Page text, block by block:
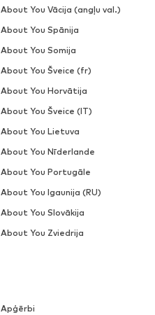
Apģērbi
About You Vācija (angļu val.)
About You Spānija
About You Somija
About You Šveice (fr)
About You Horvātija
About You Šveice (IT)
About You Lietuva
About You Nīderlande
About You Portugāle
About You Igaunija (RU)
About You Slovākija
About You Zviedrija